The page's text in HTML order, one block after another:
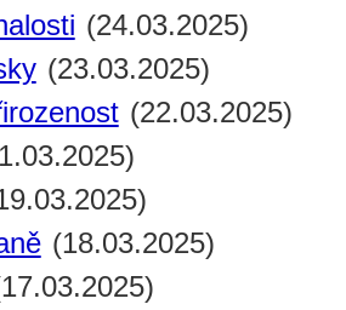
(24.03.2025)
(23.03.2025)
(22.03.2025)
(18.03.2025)